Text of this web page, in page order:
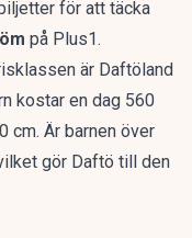
för att täcka
på Plus1.
är Daftöland
kostar en dag 560
cm. Är barnen över
gör Daftö till den